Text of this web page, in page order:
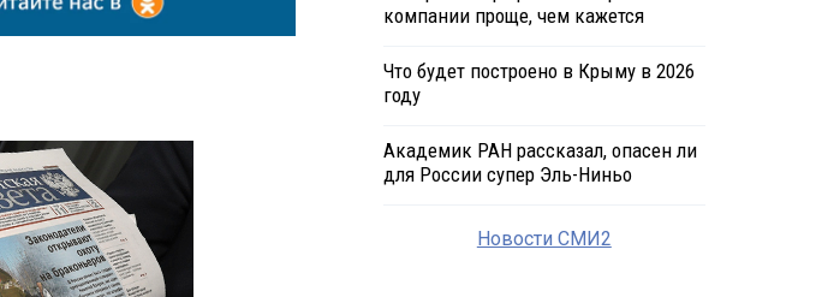
компании проще, чем кажется
Что будет построено в Крыму в 2026
году
Академик РАН рассказал, опасен ли
для России супер Эль-Ниньо
Новости СМИ2